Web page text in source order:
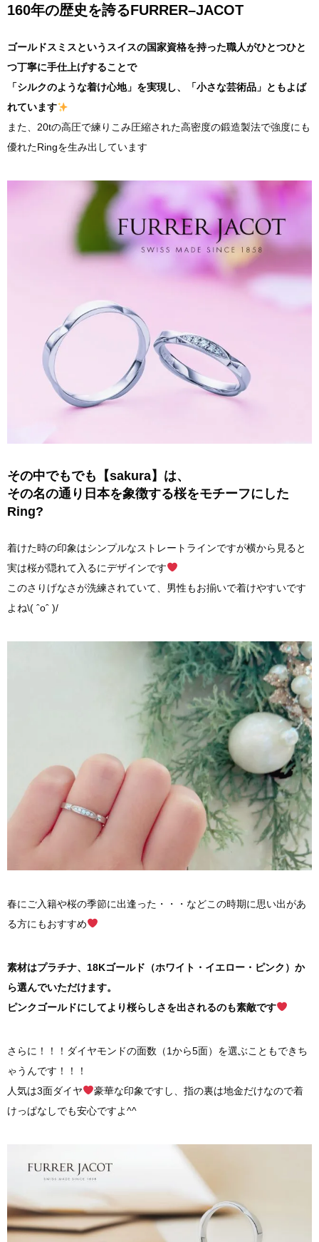
160年の歴史を誇るFURRER–JACOT
ゴールドスミスというスイスの国家資格を持った職人がひとつひと
つ丁寧に手仕上げすることで
「シルクのような着け心地」を実現し、「小さな芸術品」ともよば
れています
また、20tの高圧で練りこみ圧縮された高密度の鍛造製法で強度にも
優れたRingを生み出しています
その中でもでも【sakura】は、
その名の通り日本を象徴する桜をモチーフにした
Ring?
着けた時の印象はシンプルなストレートラインですが横から見ると
実は桜が隠れて入るにデザインです
このさりげなさが洗練されていて、男性もお揃いで着けやすいです
よね\( ˆoˆ )/
春にご入籍や桜の季節に出逢った・・・などこの時期に思い出があ
る方にもおすすめ
素材はプラチナ、18Kゴールド（ホワイト・イエロー・ピンク）か
ら選んでいただけます。
ピンクゴールドにしてより桜らしさを出されるのも素敵です
さらに！！！ダイヤモンドの面数（1から5面）を選ぶこともできち
ゃうんです！！！
人気は3面ダイヤ
豪華な印象ですし、指の裏は地金だけなので着
けっぱなしでも安心ですよ^^